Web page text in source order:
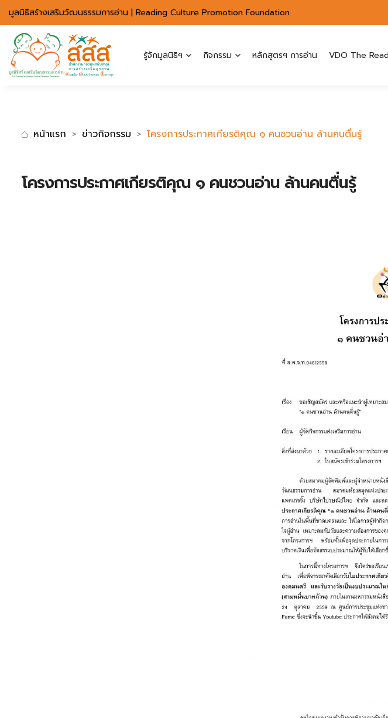
มาตรฐานการเข้าถึงเว็บ WCAG 2.2 AA
มูลนิธิสร้างเสริมวัฒนธรรมการอ่าน | Reading Culture Promotion Foundation
รู้จักมูลนิธิฯ กิจกรรม หลักสูตรฯ การอ่าน VDO The
หน้าแรก ข่าวกิจกรรม โครงการประกาศเกียรติคุณ ๑ คนชวนอ่าน ล้านคนตื่นรู้
โครงการประกาศเกียรติคุณ ๑ คนชวนอ่าน ล้านคนตื่นรู้